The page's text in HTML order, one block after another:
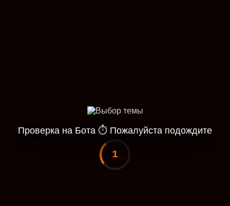
Проверка на Бота ⏱ Пожалуйста подождите
1